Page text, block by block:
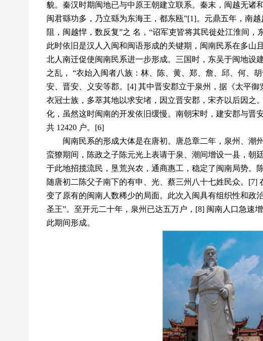
貌。秦汉时期闽地已与中原王朝建立联系。秦末，闽越无诸
闽君繇功多，乃立繇为东海王，都东瓯”[1]。元鼎五年，南
阻，闽越悍，数反复”之 名，“诏军吏皆将其民徙处江淮间
此时依旧是汉人入闽和闽语形成的关键期，闽南民系在多山
北人南迁促使闽南民系进一步形成。三国时，东吴于闽地设
之乱， “衣始入闽者八族：林、陈、黄、郑、詹、邱、何、
安、晋安、义安等郡。[4] 其中晋安郡立于泉州，据《太平
衣冠士族，多萃其地以求安堵，因立晋安郡，宋齐以后因之
化，虽然这时闽南的开发依旧缓慢。南朝宋时，建安郡与晋
共 12420 户。[6]
闽南民系的形成大体是在唐初。唐总章二年，泉州、潮
蛮獠期间，陈政之子陈元光上表请于泉、潮间增设一县，朝
于此地招揽流民，垦荒兴农，通商惠工，稳定了闽南局势。
随唐初二陈父子南下的有申、光、蔡三州八十七姓民众。[7]
变了原有的闽南人数稀少的局面。此次入闽具有组织性和政
圣王”。至开元二十年，泉州已达五万户，[8] 闽南人口急速
此期间形成。